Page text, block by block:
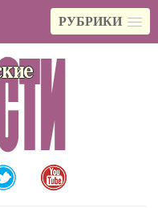
РУБРИКИ